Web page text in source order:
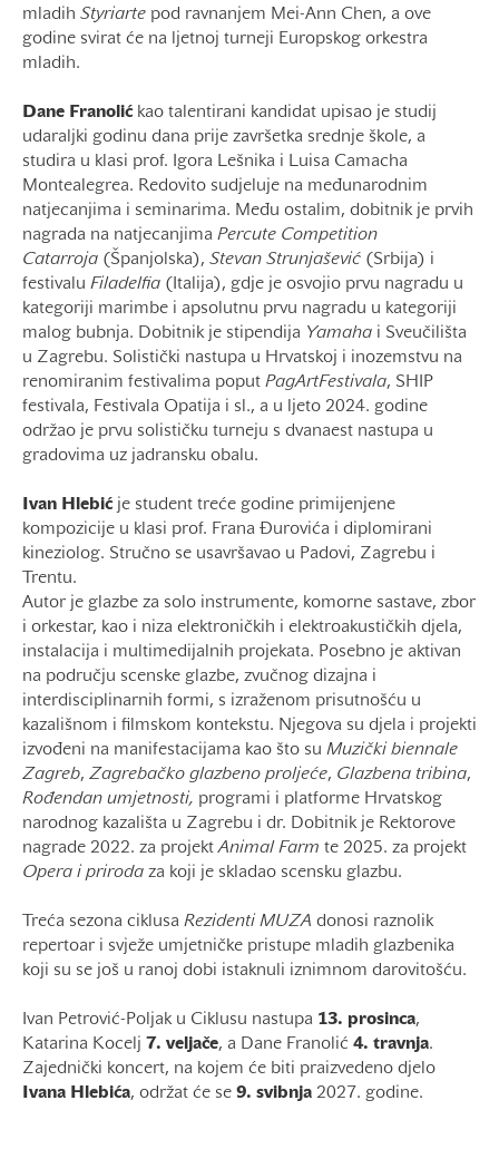
mladih Styriarte pod ravnanjem Mei-Ann Chen, a ove
godine svirat će na ljetnoj turneji Europskog orkestra
mladih.
Dane Franolićkao talentirani kandidat upisao je studij
udaraljki godinu dana prije završetka srednje škole, a
studira u klasi prof. Igora Lešnika i Luisa Camacha
Montealegrea. Redovito sudjeluje na međunarodnim
natjecanjima i seminarima. Među ostalim, dobitnik je prvih
nagrada na natjecanjima Percute Competition
Catarroja (Španjolska), Stevan Strunjašević (Srbija) i
festivalu Filadelfia (Italija), gdje je osvojio prvu nagradu u
kategoriji marimbe i apsolutnu prvu nagradu u kategoriji
malog bubnja. Dobitnik je stipendija Yamaha i Sveučilišta
u Zagrebu. Solistički nastupa u Hrvatskoj i inozemstvu na
renomiranim festivalima poput PagArtFestivala, SHIP
festivala, Festivala Opatija i sl., a u ljeto 2024. godine
održao je prvu solističku turneju s dvanaest nastupa u
gradovima uz jadransku obalu.
Ivan Hlebićje student treće godine primijenjene
kompozicije u klasi prof. Frana Đurovića i diplomirani
kineziolog. Stručno se usavršavao u Padovi, Zagrebu i
Trentu.
Autor je glazbe za solo instrumente, komorne sastave, zbor
i orkestar, kao i niza elektroničkih i elektroakustičkih djela,
instalacija i multimedijalnih projekata. Posebno je aktivan
na području scenske glazbe, zvučnog dizajna i
interdisciplinarnih formi, s izraženom prisutnošću u
kazališnom i filmskom kontekstu. Njegova su djela i projekti
izvođeni na manifestacijama kao što su Muzički biennale
Zagreb, Zagrebačko glazbeno proljeće, Glazbena tribina,
Rođendan umjetnosti, programi i platforme Hrvatskog
narodnog kazališta u Zagrebu i dr. Dobitnik je Rektorove
nagrade 2022. za projektAnimal Farm te 2025. za projekt
Opera i priroda za koji je skladao scensku glazbu.
Treća sezona ciklusa Rezidenti MUZA donosi raznolik
repertoar i svježe umjetničke pristupe mladih glazbenika
koji su se još u ranoj dobi istaknuli iznimnom darovitošću.
Ivan Petrović-Poljak u Ciklusu nastupa 13. prosinca,
Katarina Kocelj 7. veljače, a Dane Franolić 4. travnja.
Zajednički koncert, na kojem će biti praizvedeno djelo
Ivana Hlebića, održat će se 9. svibnja 2027. godine.